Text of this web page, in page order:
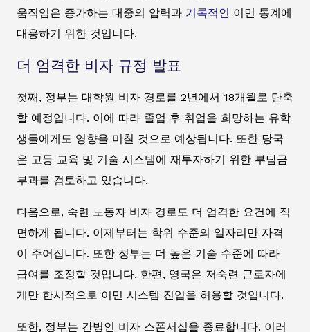
움직임은 증가하는 대중의 압력과 기록적인 이민 통계에
대응하기 위한 것입니다.
더 엄격한 비자 규정 발표
첫째, 정부는 대학원 비자 경로를 2년에서 18개월로 단축
할 예정입니다. 이에 따라 졸업 후 취업을 희망하는 유학
생들에게도 영향을 미칠 것으로 예상됩니다. 또한 당국
은 고등 교육 및 기술 시스템에 재투자하기 위한 부담금
부과를 검토하고 있습니다.
다음으로, 숙련 노동자 비자 경로도 더 엄격한 요건에 직
면하게 됩니다. 이제부터는 학위 수준의 일자리만 자격
이 주어집니다. 또한 정부는 더 높은 기술 수준에 따라
급여를 조정할 것입니다. 한편, 영국은 저숙련 근로자에
게만 한시적으로 이민 시스템 진입을 허용할 것입니다.
또한, 정부는 간병인 비자 스폰서십을 종료합니다. 이러